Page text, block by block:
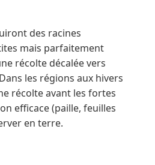
des racines
mais parfaitement
récolte décalée vers
les régions aux hivers
récolte avant les fortes
efficace (paille, feuilles
en terre.